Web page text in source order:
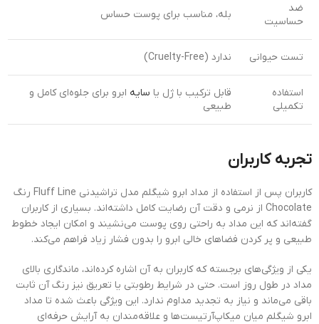
ضد
حساسیت
بله، مناسب برای پوست حساس
تست حیوانی ندارد (Cruelty-Free)
استفاده
تکمیلی
قابل ترکیب با ژل یا سایه ابرو برای جلوه‌ای کامل و
طبیعی
تجربه کاربران
کاربران پس از استفاده از مداد ابرو شیگلم مدل تراشیدنی Fluff Line رنگ
Chocolate از نرمی و دقت آن رضایت کامل داشته‌اند. بسیاری از کاربران
گفته‌اند که این مداد به راحتی روی پوست می‌نشیند و امکان ایجاد خطوط
طبیعی و پر کردن فضاهای خالی ابرو را بدون فشار زیاد فراهم می‌کند.
یکی از ویژگی‌های برجسته که کاربران به آن اشاره کرده‌اند، ماندگاری بالای
مداد در طول روز است. حتی در شرایط رطوبتی یا تعریق نیز رنگ آن ثابت
باقی می‌ماند و نیاز به تجدید مداوم ندارد. این ویژگی باعث شده تا مداد
ابرو شیگلم میان میکاپ‌آرتیست‌ها و علاقه‌مندان به آرایش حرفه‌ای